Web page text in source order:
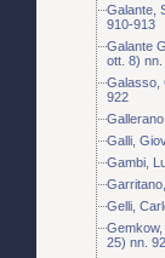
Galante,
910-913
Galante
ott. 8)
Galasso,
922
Galli,
Gambi,
Gelli,
Gemkow,
25) nn.